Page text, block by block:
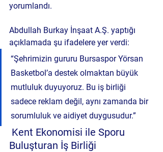
yorumlandı.
Abdullah Burkay İnşaat A.Ş. yaptığı
açıklamada şu ifadelere yer verdi:
“Şehrimizin gururu Bursaspor Yörsan
Basketbol’a destek olmaktan büyük
mutluluk duyuyoruz. Bu iş birliği
sadece reklam değil, aynı zamanda bir
sorumluluk ve aidiyet duygusudur.”
Buluşturan İş Birliği